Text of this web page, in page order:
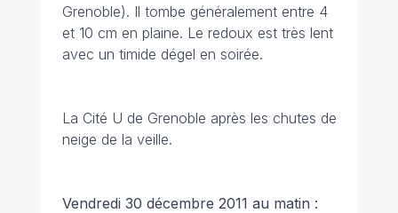
Grenoble). Il tombe généralement entre 4
et 10 cm en plaine. Le redoux est très lent
avec un timide dégel en soirée.
La Cité U de Grenoble après les chutes de
neige de la veille.
Vendredi 30 décembre 2011 au matin :